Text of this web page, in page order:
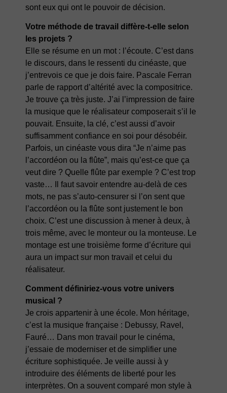
sont eux qui ont le pouvoir de décision.
Votre méthode de travail diffère-t-elle selon
les projets ?
Elle se résume en un mot : l’écoute. C’est dans
le discours, dans le ressenti du cinéaste, que
j’entrevois ce que je dois faire. Pascale Ferran
parle de rapport d’altérité avec la compositrice.
Je trouve ça très juste. J’ai l’impression de faire
la musique que le réalisateur composerait s’il le
pouvait. Ensuite, la clé, c’est aussi d’avoir
suffisamment confiance en soi pour désobéir.
Parfois, un cinéaste vous dira “Je n’aime pas
l’accordéon ou la flûte”, mais qu’est-ce que ça
veut dire ? Quelle flûte par exemple ? C’est trop
vaste… Il faut savoir entendre au-delà de ces
mots, ne pas s’auto-censurer si l’on sent que
l’accordéon ou la flûte sont justement le bon
choix. C’est une discussion à mener à deux, à
trois même, avec le monteur ou la monteuse. Le
montage est une troisième forme d’écriture qui
aura un impact sur mon travail et celui du
réalisateur.
Comment définiriez-vous votre univers
musical ?
Je crois appartenir à une école. Mon héritage,
c’est la musique française : Debussy, Ravel,
Fauré… Dans mon travail pour le cinéma,
j’essaie de moderniser et de simplifier une
écriture sophistiquée. Je veille aussi à y
introduire des éléments de liberté pour les
interprètes. On a souvent comparé mon style à